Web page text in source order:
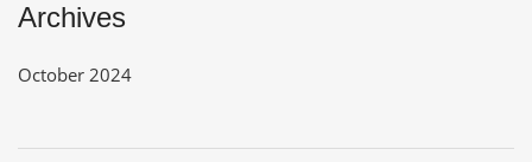
Archives
October 2024